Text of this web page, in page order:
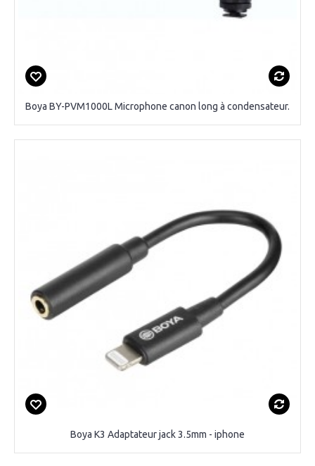
Boya BY-PVM1000L Microphone canon long à condensateur.
Boya K3 Adaptateur jack 3.5mm - iphone